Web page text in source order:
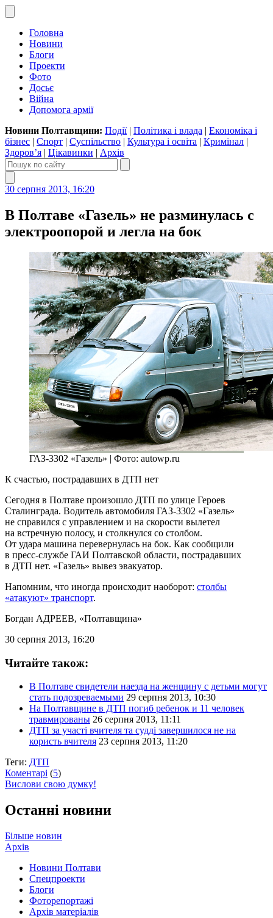
Головна
Новини
Блоги
Проекти
Фото
Досьє
Війна
Допомога армії
Новини Полтавщини: Події| Політика і влада | Економіка і
бізнес | Спорт | Суспільство | Культура і освіта | Кримінал |
Здоров’я | Цікавинки | Архів
30 серпня 2013, 16:20
В Полтаве «Газель» не разминулась с
электроопорой и легла на бок
ГАЗ-3302 «Газель» | Фото: autowp.ru
К счастью, пострадавших в ДТП нет
Сегодня в Полтаве произошло ДТП по улице Героев
Сталинграда. Водитель автомобиля ГАЗ-3302 «Газель»
не справился с управлением и на скорости вылетел
на встречную полосу, и столкнулся со столбом.
От удара машина перевернулась на бок. Как сообщили
в пресс-службе ГАИ Полтавской области, пострадавших
в ДТП нет. «Газель» вывез эвакуатор.
Напомним, что иногда происходит наоборот: столбы
«атакуют» транспорт.
Богдан АДРЕЕВ, «Полтавщина»
30 серпня 2013, 16:20
Читайте також:
В Полтаве свидетели наезда на женщину с детьми могут
стать подозреваемыми 29 серпня 2013, 10:30
На Полтавщине в ДТП погиб ребенок и 11 человек
травмированы 26 серпня 2013, 11:11
ДТП за участі вчителя та судді завершилося не на
користь вчителя 23 серпня 2013, 11:20
Теги: ДТП
Коментарі (5)
Вислови свою думку!
Останні новини
Більше новин
Архів
Новини Полтави
Спецпроекти
Блоги
Фоторепортажі
Архів матеріалів